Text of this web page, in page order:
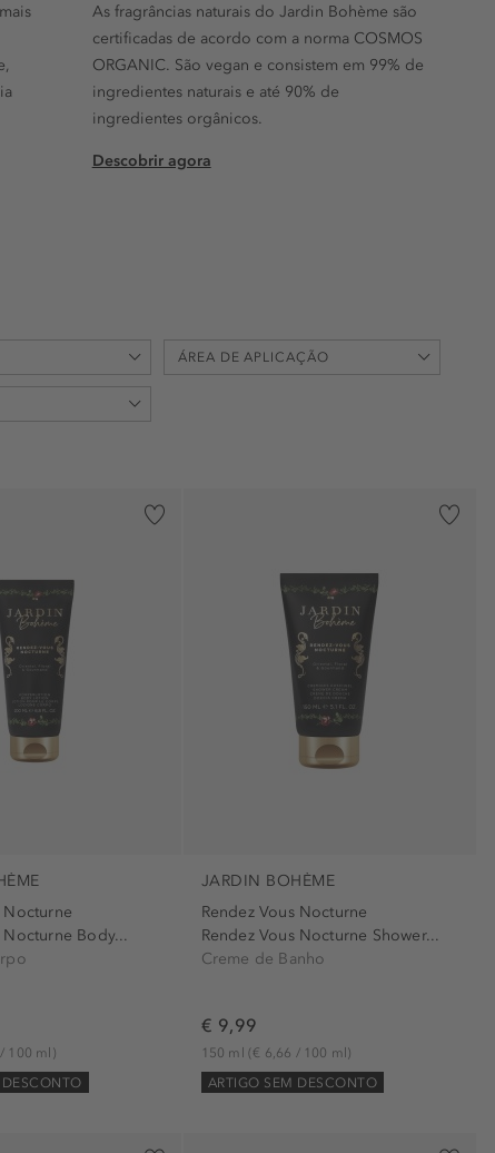
As fragrâncias naturais do Jardin Bohème são
certificadas de acordo com a norma COSMOS
ORGANIC. São vegan e consistem em 99% de
ingredientes naturais e até 90% de
ingredientes orgânicos.
Descobrir agora
ÁREA DE APLICAÇÃO
Nocturne
Nocturne Body...
100 ml)
JARDIN BOHÈME
Rendez Vous Nocturne
Rendez Vous Nocturne Shower...
Creme de Banho
€ 9,99
150 ml (€ 6,66 / 100 ml)
ARTIGO SEM DESCONTO